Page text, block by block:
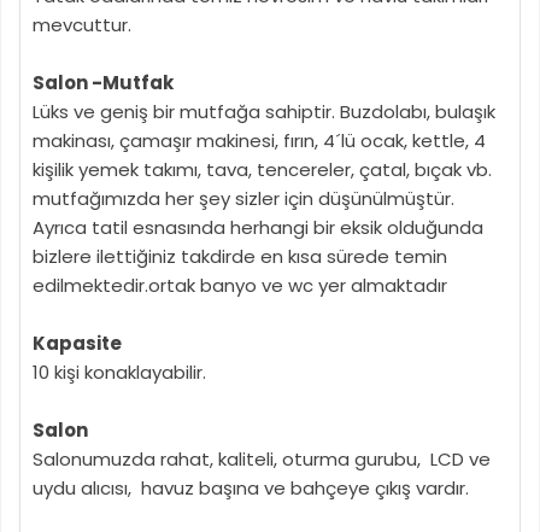
mevcuttur.
Salon -Mutfak
Lüks ve geniş bir mutfağa sahiptir. Buzdolabı, bulaşık
makinası, çamaşır makinesi, fırın, 4´lü ocak, kettle, 4
kişilik yemek takımı, tava, tencereler, çatal, bıçak vb.
mutfağımızda her şey sizler için düşünülmüştür.
Ayrıca tatil esnasında herhangi bir eksik olduğunda
bizlere ilettiğiniz takdirde en kısa sürede temin
edilmektedir.ortak banyo ve wc yer almaktadır
Kapasite
10 kişi konaklayabilir.
Salon
Salonumuzda rahat, kaliteli, oturma gurubu, LCD ve
uydu alıcısı, havuz başına ve bahçeye çıkış vardır.